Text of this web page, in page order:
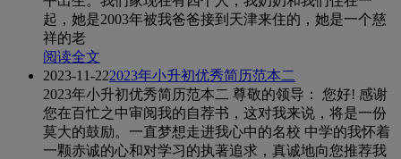
起，她是2003年被我爸爸接到天津来住的，她是一个慈
祥的老
阅读全文
2023-11-222023年小升初优秀简历范本二
2023年小升初优秀简历范本二 尊敬的领导： 您好! 感谢
您在百忙之中审阅我的自荐书，这对我来说，将是一份
莫大的鼓励。一直梦想走进我心中的名校 中学的我怀着
一颗赤诚的心和对学习的执著追求，真诚地向您推荐我